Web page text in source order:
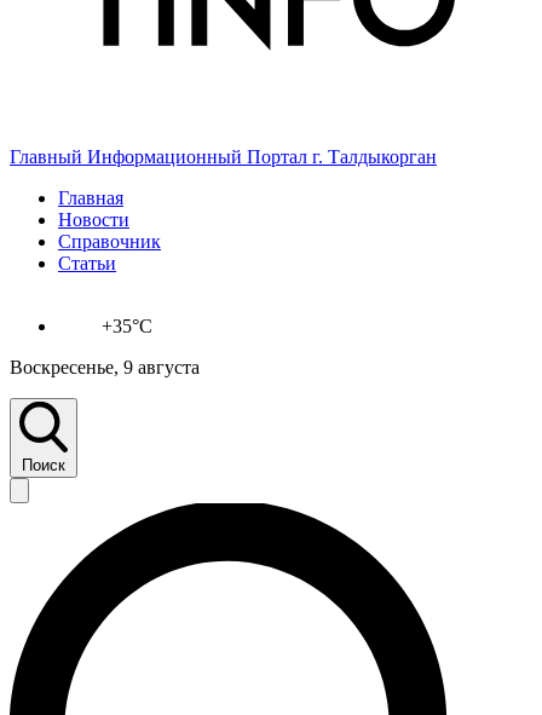
Главный Информационный Портал г. Талдыкорган
Главная
Новости
Справочник
Статьи
+35°C
Воскресенье, 9 августа
Поиск